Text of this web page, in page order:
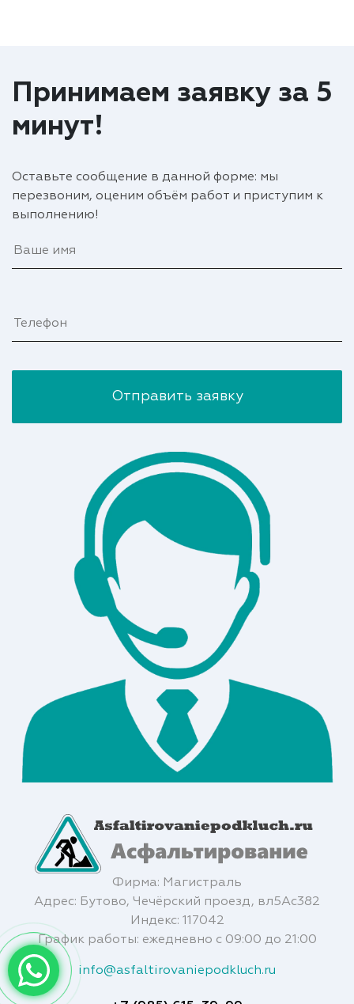
Принимаем заявку за 5
минут!
Оставьте сообщение в данной форме: мы
перезвоним, оценим объём работ и приступим к
выполнению!
Фирма: Магистраль
Адрес: Бутово, Чечёрский проезд, вл5Ас382
Индекс: 117042
График работы: ежедневно с 09:00 до 21:00
info@asfaltirovaniepodkluch.ru